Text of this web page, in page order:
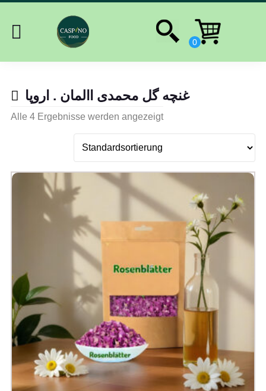
غنچه گل محمدی االمان . اروپا
Alle 4 Ergebnisse werden angezeigt